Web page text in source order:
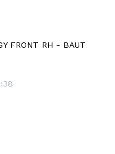
FRONT RH - BAUT